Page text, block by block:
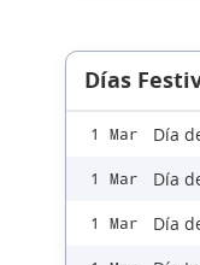
Días
1 Mar Día
1 Mar Día
1 Mar Día